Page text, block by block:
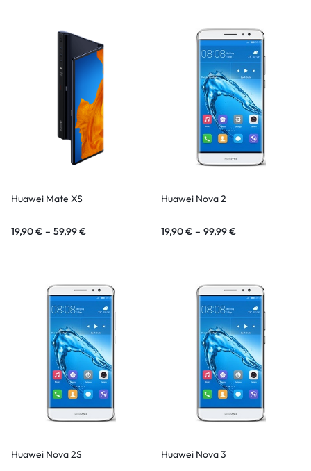
Huawei Mate XS
19,90€ – 59,99€
Huawei Nova 2
19,90€ – 99,99€
Huawei Nova 2S Huawei Nova 3